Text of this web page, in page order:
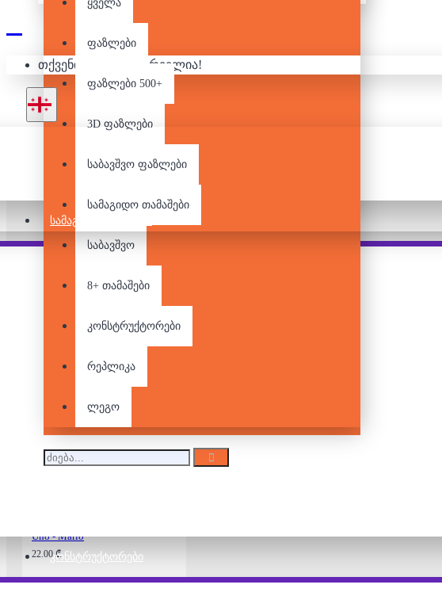
ᲡᲐᲛᲐᲒᲘᲓᲝ ᲗᲐᲛᲐᲨᲔᲑᲘ
ᲙᲝᲜᲡᲢᲠᲣᲥᲢᲝᲠᲔᲑᲘ
ყველა
ფაზლები
ფაზლები 500+
3D ფაზლები
საბავშვო ფაზლები
სამაგიდო თამაშები
საბავშვო
8+ თამაშები
კონსტრუქტორები
რეპლიკა
ლეგო
თქვენი კალათა ცარიელია!
Pair it With
22.00 ₾
Uno - Mario
22.00 ₾